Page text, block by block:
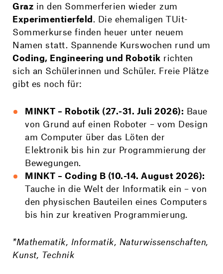
Graz in den Sommerferien wieder zum
Experimentierfeld. Die ehemaligen TUit-
Sommerkurse finden heuer unter neuem
Namen statt. Spannende Kurswochen rund um
Coding, Engineering und Robotik richten
sich an Schülerinnen und Schüler. Freie Plätze
gibt es noch für:
MINKT – Robotik (27.-31. Juli 2026): Baue
von Grund auf einen Roboter – vom Design
am Computer über das Löten der
Elektronik bis hin zur Programmierung der
Bewegungen.
MINKT – Coding B (10.-14. August 2026):
Tauche in die Welt der Informatik ein – von
den physischen Bauteilen eines Computers
bis hin zur kreativen Programmierung.
*Mathematik, Informatik, Naturwissenschaften,
Kunst, Technik